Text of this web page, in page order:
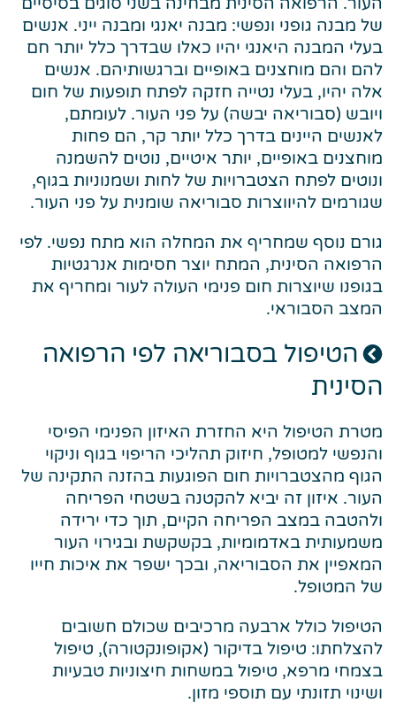
של מבנה גופני ונפשי: מבנה יאנגי ומבנה ייני. אנשים
בעלי המבנה היאנגי יהיו כאלו שבדרך כלל יותר חם
להם והם מוחצנים באופיים וברגשותיהם. אנשים
אלה יהיו, בעלי נטייה חזקה לפתח תופעות של חום
ויובש (סבוריאה יבשה) על פני העור. לעומתם,
לאנשים היינים בדרך כלל יותר קר, הם פחות
מוחצנים באופיים, יותר איטיים, נוטים להשמנה
ונוטים לפתח הצטברויות של לחות ושמנוניות בגוף,
שגורמים להיווצרות סבוריאה שומנית על פני העור.
גורם נוסף שמחריף את המחלה הוא מתח נפשי. לפי
הרפואה הסינית, המתח יוצר חסימות אנרגטיות
בגופנו שיוצרות חום פנימי העולה לעור ומחריף את
המצב הסבוראי.
הטיפול בסבוריאה לפי הרפואה
הסינית
מטרת הטיפול היא החזרת האיזון הפנימי הפיסי
והנפשי למטופל, חיזוק תהליכי הריפוי בגוף וניקוי
הגוף מהצטברויות חום הפוגעות בהזנה התקינה של
העור. איזון זה יביא להקטנה בשטחי הפריחה
ולהטבה במצב הפריחה הקיים, תוך כדי ירידה
משמעותית באדמומיות, בקשקשת ובגירוי העור
המאפיין את הסבוריאה, ובכך ישפר את איכות חייו
של המטופל.
הטיפול כולל ארבעה מרכיבים שכולם חשובים
להצלחתו: טיפול בדיקור (אקופונקטורה), טיפול
בצמחי מרפא, טיפול במשחות חיצוניות טבעיות
ושינוי תזונתי עם תוספי מזון.